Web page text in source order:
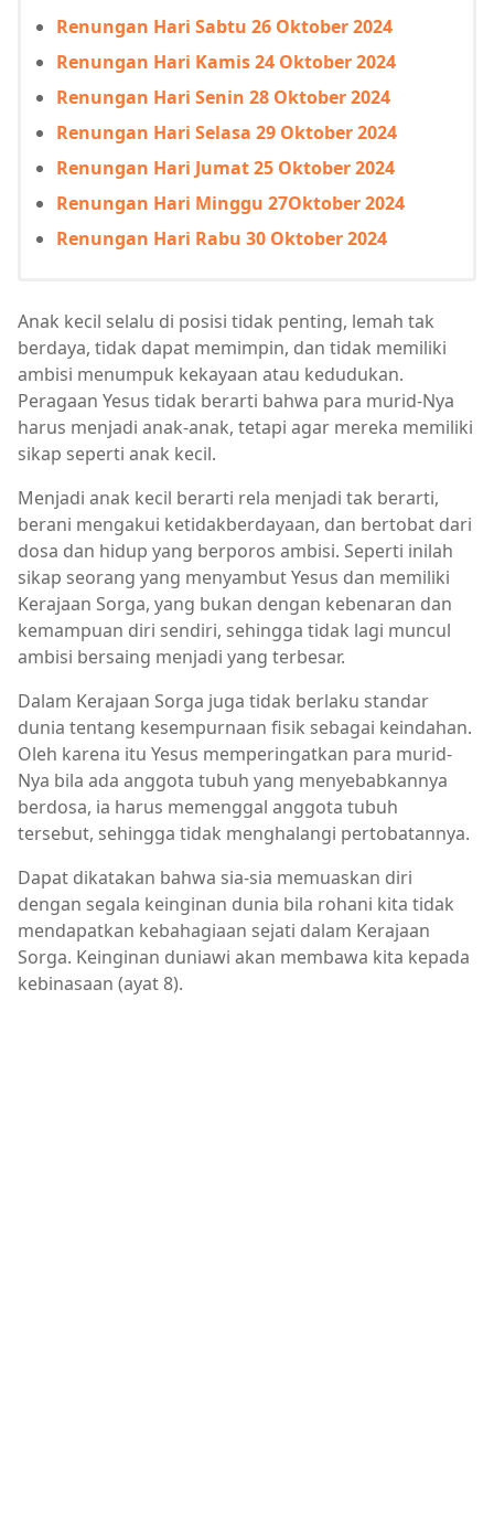
Renungan Hari Sabtu 26 Oktober 2024
Renungan Hari Kamis 24 Oktober 2024
Renungan Hari Senin 28 Oktober 2024
Renungan Hari Selasa 29 Oktober 2024
Renungan Hari Jumat 25 Oktober 2024
Renungan Hari Minggu 27Oktober 2024
Renungan Hari Rabu 30 Oktober 2024
Anak kecil selalu di posisi tidak penting, lemah tak
berdaya, tidak dapat memimpin, dan tidak memiliki
ambisi menumpuk kekayaan atau kedudukan.
Peragaan Yesus tidak berarti bahwa para murid-Nya
harus menjadi anak-anak, tetapi agar mereka memiliki
sikap seperti anak kecil.
Menjadi anak kecil berarti rela menjadi tak berarti,
berani mengakui ketidakberdayaan, dan bertobat dari
dosa dan hidup yang berporos ambisi. Seperti inilah
sikap seorang yang menyambut Yesus dan memiliki
Kerajaan Sorga, yang bukan dengan kebenaran dan
kemampuan diri sendiri, sehingga tidak lagi muncul
ambisi bersaing menjadi yang terbesar.
Dalam Kerajaan Sorga juga tidak berlaku standar
dunia tentang kesempurnaan fisik sebagai keindahan.
Oleh karena itu Yesus memperingatkan para murid-
Nya bila ada anggota tubuh yang menyebabkannya
berdosa, ia harus memenggal anggota tubuh
tersebut, sehingga tidak menghalangi pertobatannya.
Dapat dikatakan bahwa sia-sia memuaskan diri
dengan segala keinginan dunia bila rohani kita tidak
mendapatkan kebahagiaan sejati dalam Kerajaan
Sorga. Keinginan duniawi akan membawa kita kepada
kebinasaan (ayat 8).